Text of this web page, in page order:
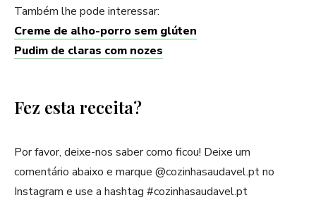
Também lhe pode interessar:
Creme de alho-porro sem glúten
Pudim de claras com nozes
Fez esta receita?
Por favor, deixe-nos saber como ficou! Deixe um
comentário abaixo e marque @cozinhasaudavel.pt no
Instagram e use a hashtag #cozinhasaudavel.pt